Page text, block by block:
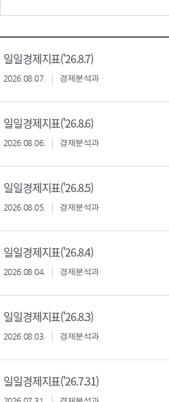
일일경제지표('26.8.7)
2026.08.07. 경제분석과
일일경제지표('26.8.6)
2026.08.06. 경제분석과
일일경제지표('26.8.5)
2026.08.05. 경제분석과
일일경제지표('26.8.4)
2026.08.04. 경제분석과
일일경제지표('26.8.3)
2026.08.03. 경제분석과
일일경제지표('26.7.31)